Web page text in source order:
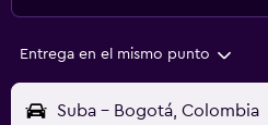
Entrega en el mismo punto
Suba - Bogotá, Colombia